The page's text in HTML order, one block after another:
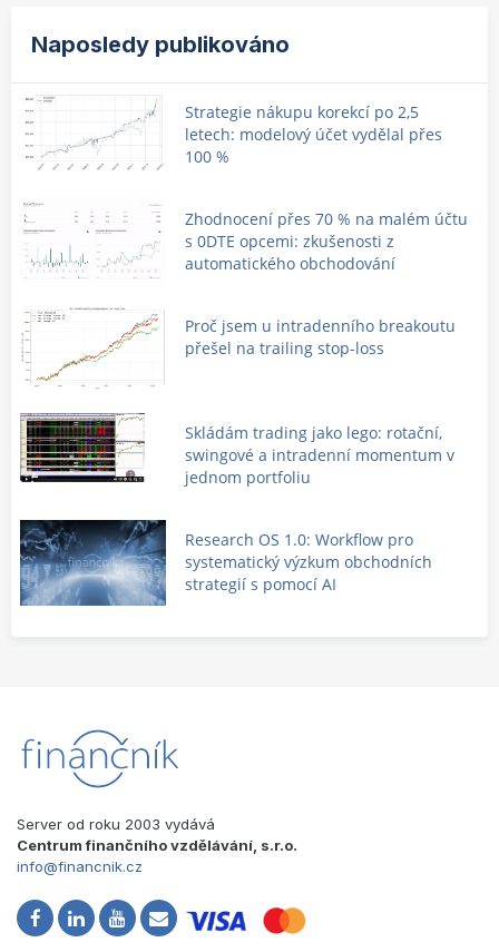
Naposledy publikováno
Strategie nákupu korekcí po 2,5
letech: modelový účet vydělal přes
100 %
Zhodnocení přes 70 % na malém účtu
s 0DTE opcemi: zkušenosti z
automatického obchodování
Proč jsem u intradenního breakoutu
přešel na trailing stop-loss
Skládám trading jako lego: rotační,
swingové a intradenní momentum v
jednom portfoliu
Research OS 1.0: Workflow pro
systematický výzkum obchodních
strategií s pomocí AI
Server od roku 2003 vydává
Centrum finančního vzdělávání, s.r.o.
info@financnik.cz